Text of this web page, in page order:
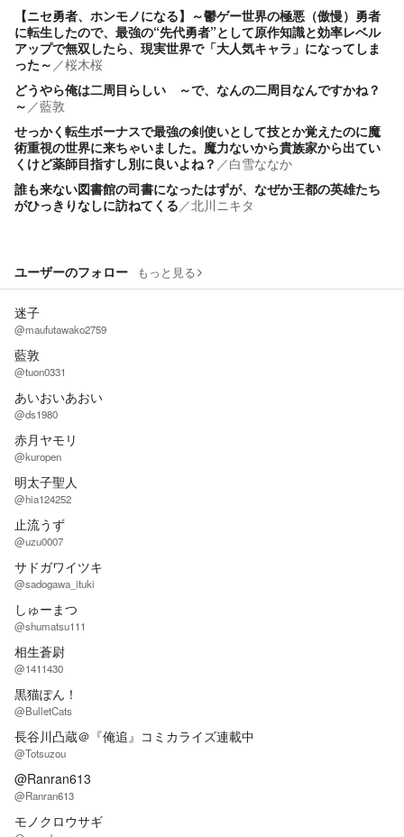
【ニセ勇者、ホンモノになる】～鬱ゲー世界の極悪（傲慢）勇者
に転生したので、最強の“先代勇者”として原作知識と効率レベル
アップで無双したら、現実世界で「大人気キャラ」になってしま
った～ ／桜木桜
どうやら俺は二周目らしい ～で、なんの二周目なんですかね？
～ ／藍敦
せっかく転生ボーナスで最強の剣使いとして技とか覚えたのに魔
術重視の世界に来ちゃいました。魔力ないから貴族家から出てい
くけど薬師目指すし別に良いよね？ ／白雪ななか
誰も来ない図書館の司書になったはずが、なぜか王都の英雄たち
がひっきりなしに訪ねてくる／北川ニキタ
ユーザーのフォロー もっと見る
迷子
@maufutawako2759
藍敦
@tuon0331
あいおいあおい
@ds1980
赤月ヤモリ
@kuropen
明太子聖人
@hia124252
止流うず
@uzu0007
サドガワイツキ
@sadogawa_ituki
しゅーまつ
@shumatsu111
相生蒼尉
@1411430
黒猫ぽん！
@BulletCats
長谷川凸蔵＠『俺追』コミカライズ連載中
@Totsuzou
@Ranran613
@Ranran613
モノクロウサギ